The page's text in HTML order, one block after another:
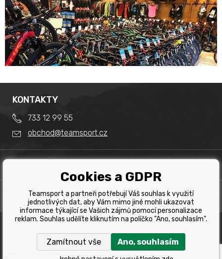
Obchodní podmínky
Splátkový prodej
Reklamace
Tabulka velikostí kol
Tabulka velikostí oblečení
PRODEJNA
Team Sport - Tomáš Binar
Dlouhá 1228/44C
Havířov
KONTAKTY
733 12 99 55
obchod@teamsport.cz
Copyright © 2019 Team Sport Havířov. Všechna pravá
vyhrazena.
Cookies a GDPR
Teamsport a partneři potřebují Váš souhlas k využití
jednotlivých dat, aby Vám mimo jiné mohli ukazovat
informace týkající se Vašich zájmů pomocí personalizace
reklam. Souhlas udělíte kliknutím na políčko "Ano, souhlasím".
Zamítnout vše Ano, souhlasím